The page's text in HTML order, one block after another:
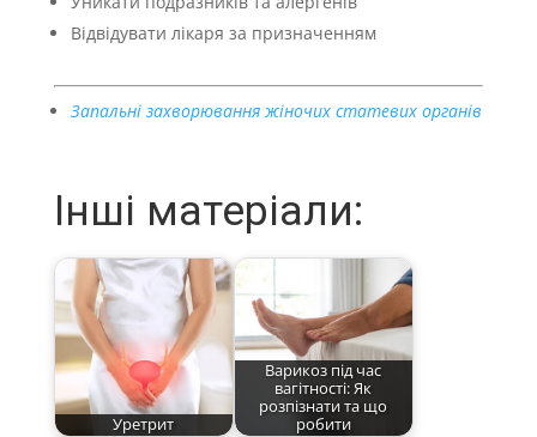
Відвідувати лікаря за призначенням
Запальні захворювання жіночих статевих органів
Інші матеріали:
Уретрит
Варикоз під час
вагітності: Як
розпізнати та що
робити